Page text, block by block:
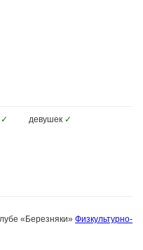
✓ девушек ✓
«Березняки» Физкультурно-